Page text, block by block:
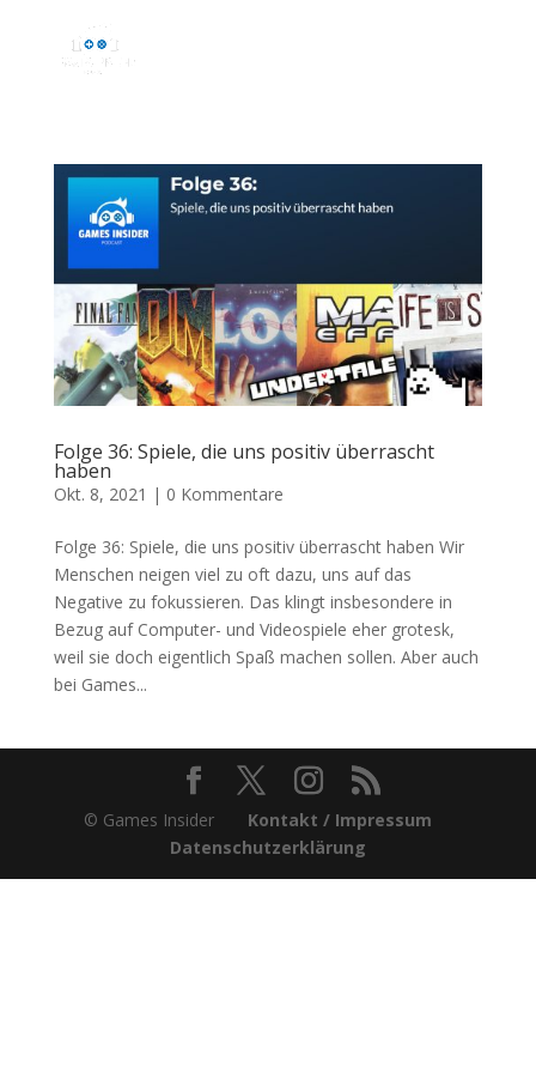
Folge 36: Spiele, die uns positiv überrascht
haben
Okt. 8, 2021 | 0 Kommentare
Folge 36: Spiele, die uns positiv überrascht haben Wir
Menschen neigen viel zu oft dazu, uns auf das
Negative zu fokussieren. Das klingt insbesondere in
Bezug auf Computer- und Videospiele eher grotesk,
weil sie doch eigentlich Spaß machen sollen. Aber auch
bei Games...
© Games Insider Kontakt / Impressum
Datenschutzerklärung